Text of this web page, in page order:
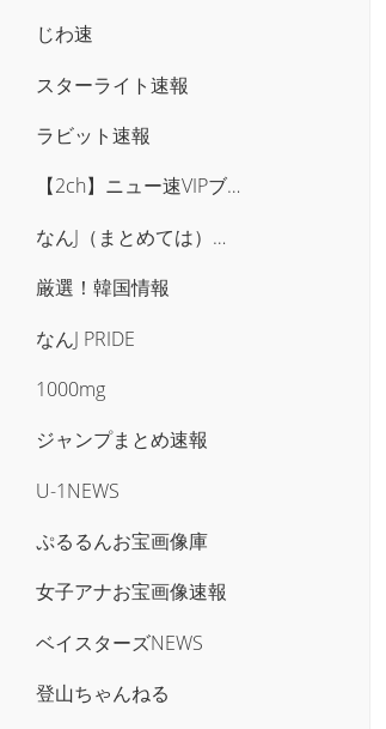
じわ速
スターライト速報
ラビット速報
【2ch】ニュー速VIPブログ(`･ω･´)
なんJ（まとめては）いかんのか？
厳選！韓国情報
なんJ PRIDE
1000mg
ジャンプまとめ速報
U-1NEWS
ぷるるんお宝画像庫
女子アナお宝画像速報
ベイスターズNEWS
登山ちゃんねる